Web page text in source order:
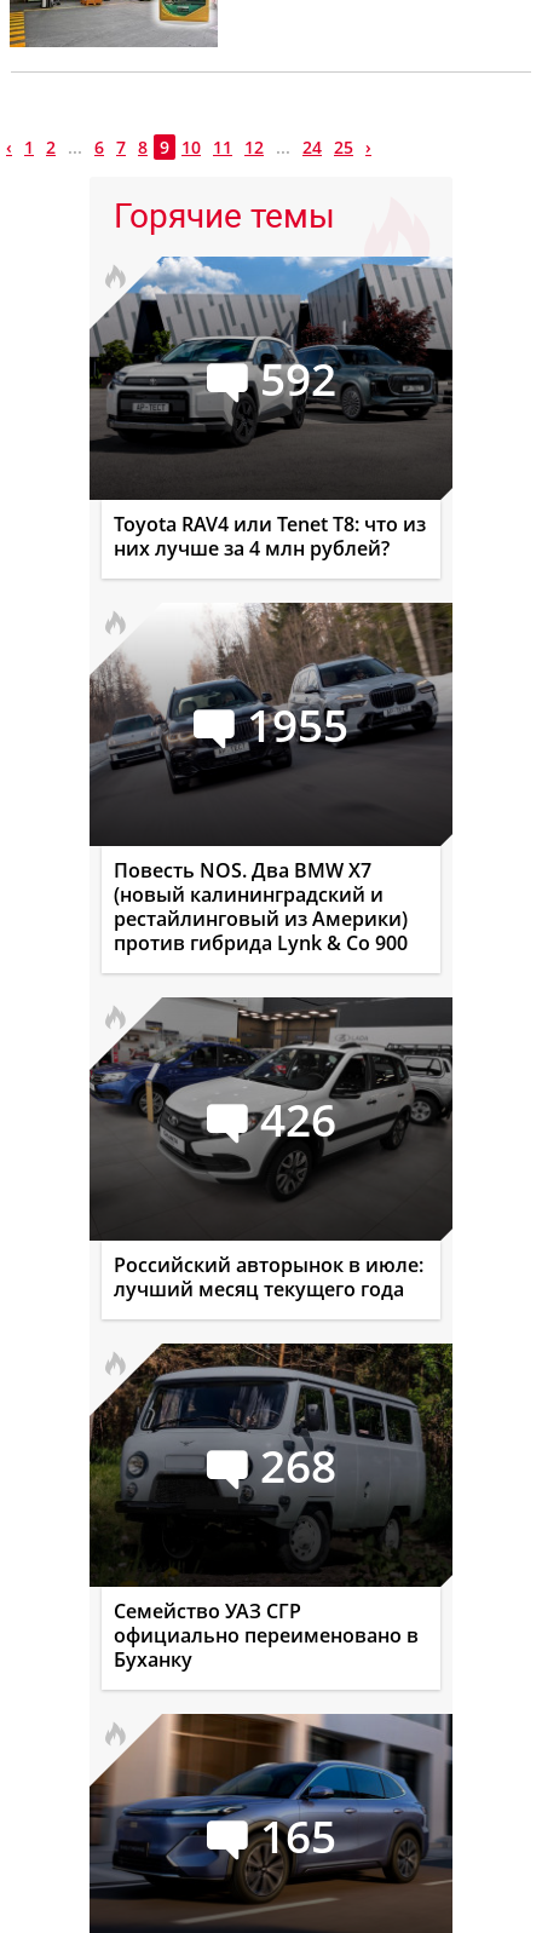
‹ 1 2 ... 6 7 8 9 10 11 12 ... 24 25 ›
Горячие темы
592
Toyota RAV4 или Tenet T8: что из
них лучше за 4 млн рублей?
1955
Повесть NOS. Два BMW X7
(новый калининградский и
рестайлинговый из Америки)
против гибрида Lynk & Co 900
426
Российский авторынок в июле:
лучший месяц текущего года
268
Семейство УАЗ СГР
официально переименовано в
Буханку
165